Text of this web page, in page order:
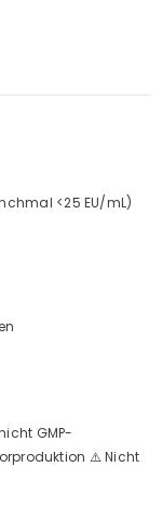
<25 EU/mL)
GMP-
⚠️ Nicht